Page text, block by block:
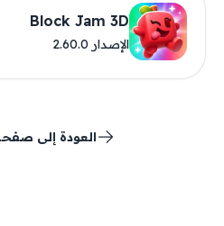
Block Jam 3D
الإصدار 2.60.0
العودة إلى